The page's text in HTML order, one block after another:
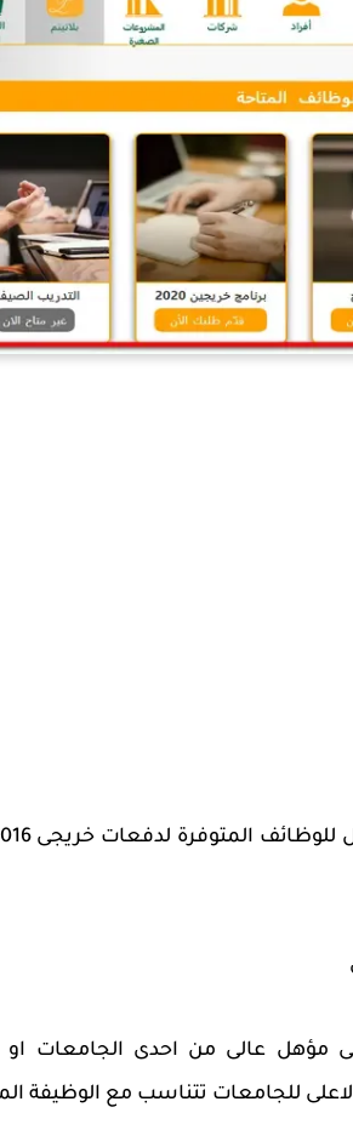
مؤهل عالى من احدى الجامعات او
للجامعات تتناسب مع الوظيفة